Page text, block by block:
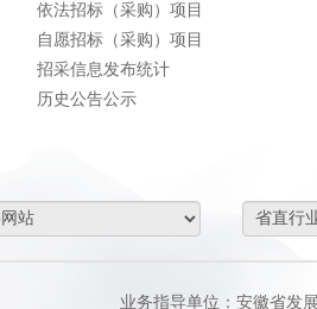
依法招标（采购）项目
自愿招标（采购）项目
招采信息发布统计
历史公告公示
业务指导单位：安徽省发